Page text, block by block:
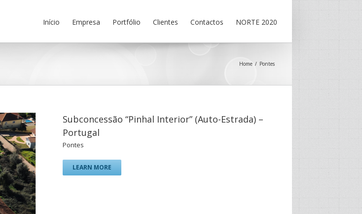
Início Empresa Portfólio Clientes Contactos NORTE 2020
Home Pontes
Subconcessão “Pinhal Interior” (Auto-Estrada) –
Portugal
Pontes
LEARN MORE